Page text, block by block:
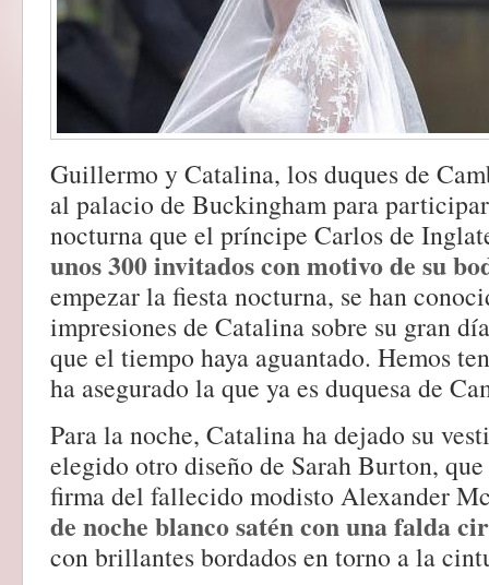
Guillermo y Catalina, los duques de
al palacio de Buckingham para
nocturna que el príncipe Carlos de
unos 300 invitados con motivo de su
empezar la fiesta nocturna, se han
impresiones de Catalina sobre su gran
que el tiempo haya aguantado. Hemos
ha asegurado la que ya es duquesa de
Para la noche, Catalina ha dejado su
elegido otro diseño de Sarah Burton,
firma del fallecido modisto Alexander
de noche blanco satén con una falda
con brillantes bordados en torno a la